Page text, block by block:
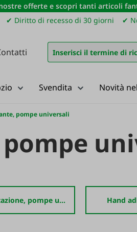
offerte e scopri tanti articoli
✔ Diritto di recesso di 30 giorni ✔
Svendita Novità
pompe universali
Adb elettrico, lubrificazione, pompe universitarie Hand